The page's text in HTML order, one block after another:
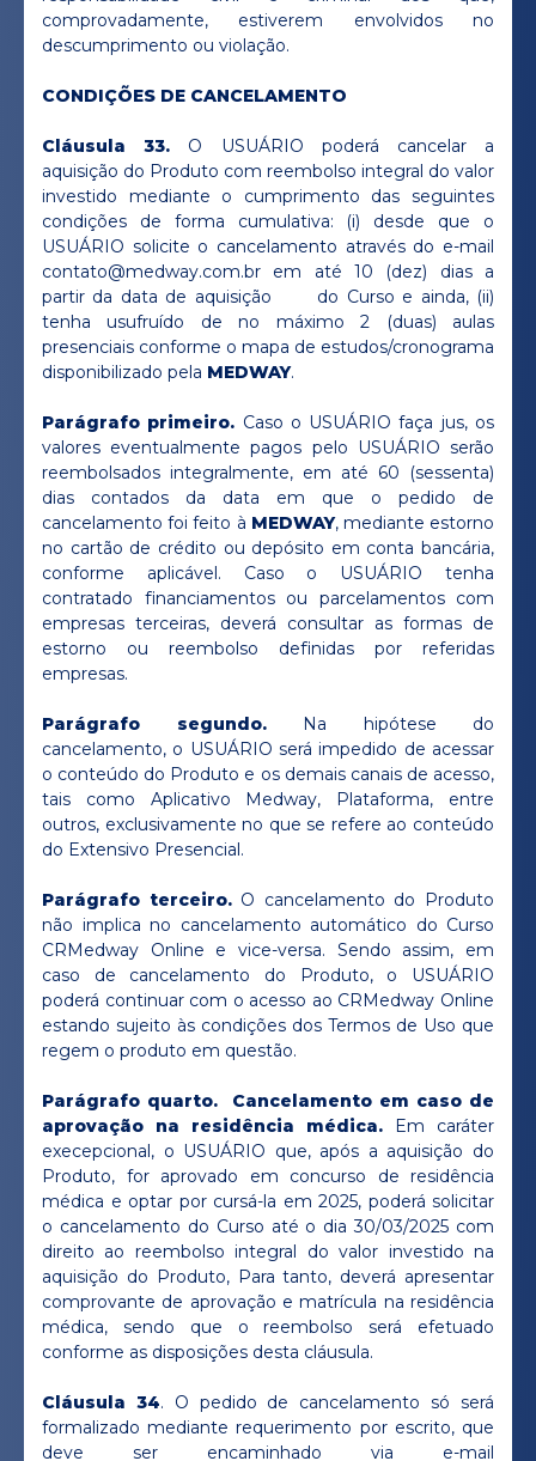
comprovadamente, estiverem envolvidos no
descumprimento ou violação.
CONDIÇÕES DE CANCELAMENTO
Cláusula 33. O USUÁRIO poderá cancelar a
aquisição do Produto com reembolso integral do valor
investido mediante o cumprimento das seguintes
condições de forma cumulativa: (i) desde que o
USUÁRIO solicite o cancelamento através do e-mail
contato@medway.com.br em até 10 (dez) dias a
partir da data de aquisição do Curso e ainda, (ii)
tenha usufruído de no máximo 2 (duas) aulas
presenciais conforme o mapa de estudos/cronograma
disponibilizado pela MEDWAY.
Parágrafo primeiro. Caso o USUÁRIO faça jus, os
valores eventualmente pagos pelo USUÁRIO serão
reembolsados integralmente, em até 60 (sessenta)
dias contados da data em que o pedido de
cancelamento foi feito à MEDWAY, mediante estorno
no cartão de crédito ou depósito em conta bancária,
conforme aplicável. Caso o USUÁRIO tenha
contratado financiamentos ou parcelamentos com
empresas terceiras, deverá consultar as formas de
estorno ou reembolso definidas por referidas
empresas.
Parágrafo segundo.
Na hipótese do
cancelamento, o USUÁRIO será impedido de acessar
o conteúdo do Produto e os demais canais de acesso,
tais como Aplicativo Medway, Plataforma, entre
outros, exclusivamente no que se refere ao conteúdo
do Extensivo Presencial.
Parágrafo terceiro. O cancelamento do Produto
não implica no cancelamento automático do Curso
CRMedway Online e vice-versa. Sendo assim, em
caso de cancelamento do Produto, o USUÁRIO
poderá continuar com o acesso ao CRMedway Online
estando sujeito às condições dos Termos de Uso que
regem o produto em questão.
Parágrafo quarto. Cancelamento em caso de
aprovação na residência médica.
Em caráter
execepcional, o USUÁRIO que, após a aquisição do
Produto, for aprovado em concurso de residência
médica e optar por cursá-la em 2025, poderá solicitar
o cancelamento do Curso até o dia 30/03/2025 com
direito ao reembolso integral do valor investido na
aquisição do Produto, Para tanto, deverá apresentar
comprovante de aprovação e matrícula na residência
médica, sendo que o reembolso será efetuado
conforme as disposições desta cláusula.
Cláusula 34. O pedido de cancelamento só será
formalizado mediante requerimento por escrito, que
deve ser encaminhado via e-mail